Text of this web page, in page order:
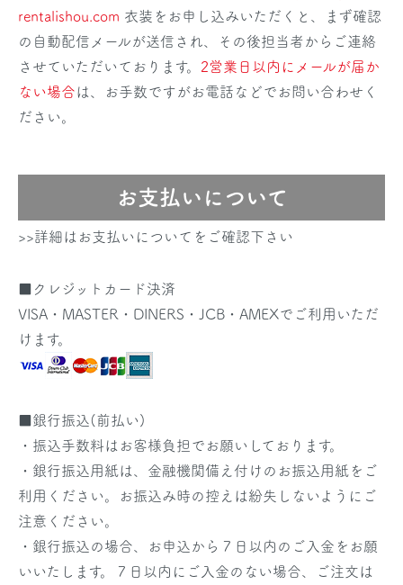
rentalishou.com 衣装をお申し込みいただくと、まず確認
の自動配信メールが送信され、その後担当者からご連絡
させていただいております。 2営業日以内にメールが届か
ない場合は、お手数ですがお電話などでお問い合わせく
ださい。
お支払いについて
>>詳細はお支払いについてをご確認下さい
■クレジットカード決済
VISA・MASTER・DINERS・JCB・AMEXでご利用いただ
けます。
■銀行振込(前払い)
・振込手数料はお客様負担でお願いしております。
・銀行振込用紙は、金融機関備え付けのお振込用紙をご
利用ください。お振込み時の控えは紛失しないようにご
注意ください。
・銀行振込の場合、お申込から７日以内のご入金をお願
いいたします。７日以内にご入金のない場合、ご注文は